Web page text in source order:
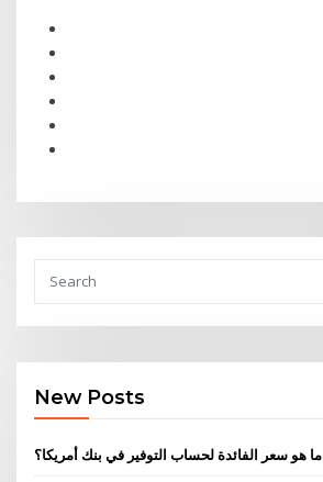
New Posts
ما هو سعر الفائدة لحساب التوفير في بنك أمريكا؟